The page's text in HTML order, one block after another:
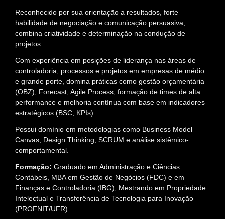
Reconhecido por sua orientação a resultados, forte
habilidade de negociação e comunicação persuasiva,
combina criatividade e determinação na condução de
projetos.
Com experiência em posições de liderança nas áreas de
controladoria, processos e projetos em empresas de médio
e grande porte, domina práticas como gestão orçamentária
(OBZ), Forecast, Agile Process, formação de times de alta
performance e melhoria contínua com base em indicadores
estratégicos (BSC, KPIs).
Possui domínio em metodologias como Business Model
Canvas, Design Thinking, SCRUM e análise sistêmico-
comportamental.
Formação: Graduado em Administração e Ciências
Contábeis, MBA em Gestão de Negócios (FDC) e em
Finanças e Controladoria (IBG), Mestrando em Propriedade
Intelectual e Transferência de Tecnologia para Inovação
(PROFNIT/UFR).